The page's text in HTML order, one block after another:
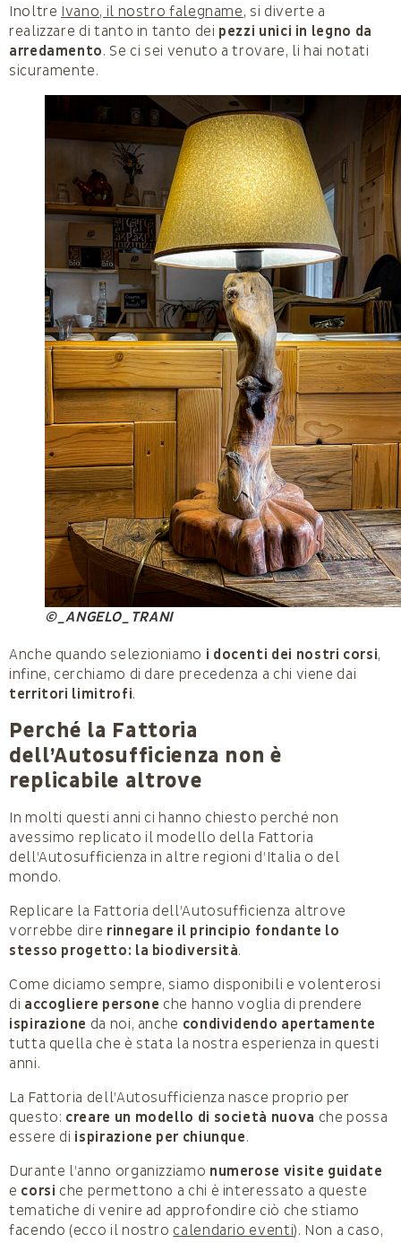
Inoltre Ivano, il nostro falegname, si diverte a
realizzare di tanto in tanto dei pezzi unici in legno da
arredamento. Se ci sei venuto a trovare, li hai notati
sicuramente.
©_ANGELO_TRANI
Anche quando selezioniamo i docenti dei nostri corsi,
infine, cerchiamo di dare precedenza a chi viene dai
territori limitrofi.
Perché la Fattoria
dell’Autosufficienza non è
replicabile altrove
In molti questi anni ci hanno chiesto perché non
avessimo replicato il modello della Fattoria
dell’Autosufficienza in altre regioni d’Italia o del
mondo.
Replicare la Fattoria dell’Autosufficienza altrove
vorrebbe dire rinnegare il principio fondante lo
stesso progetto: la biodiversità.
Come diciamo sempre, siamo disponibili e volenterosi
di accogliere persone che hanno voglia di prendere
ispirazione da noi, anche condividendo apertamente
tutta quella che è stata la nostra esperienza in questi
anni.
La Fattoria dell’Autosufficienza nasce proprio per
questo: creare un modello di società nuova che possa
essere di ispirazione per chiunque.
Durante l’anno organizziamo numerose visite guidate
e corsi che permettono a chi è interessato a queste
tematiche di venire ad approfondire ciò che stiamo
facendo (ecco il nostro calendario eventi). Non a caso,